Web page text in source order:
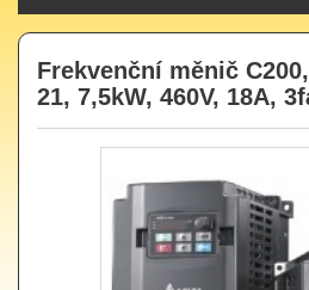
Frekvenční měnič
21, 7,5kW, 460V, 18A,